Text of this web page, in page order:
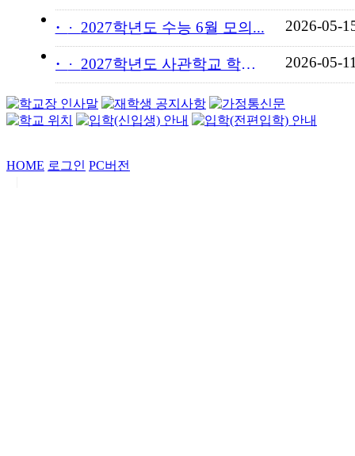
· 2027학년도 수능 6월 모의... 2026-05-
· 2027학년도 사관학교 학교장... 2026-05-
HOME 로그인 PC버전